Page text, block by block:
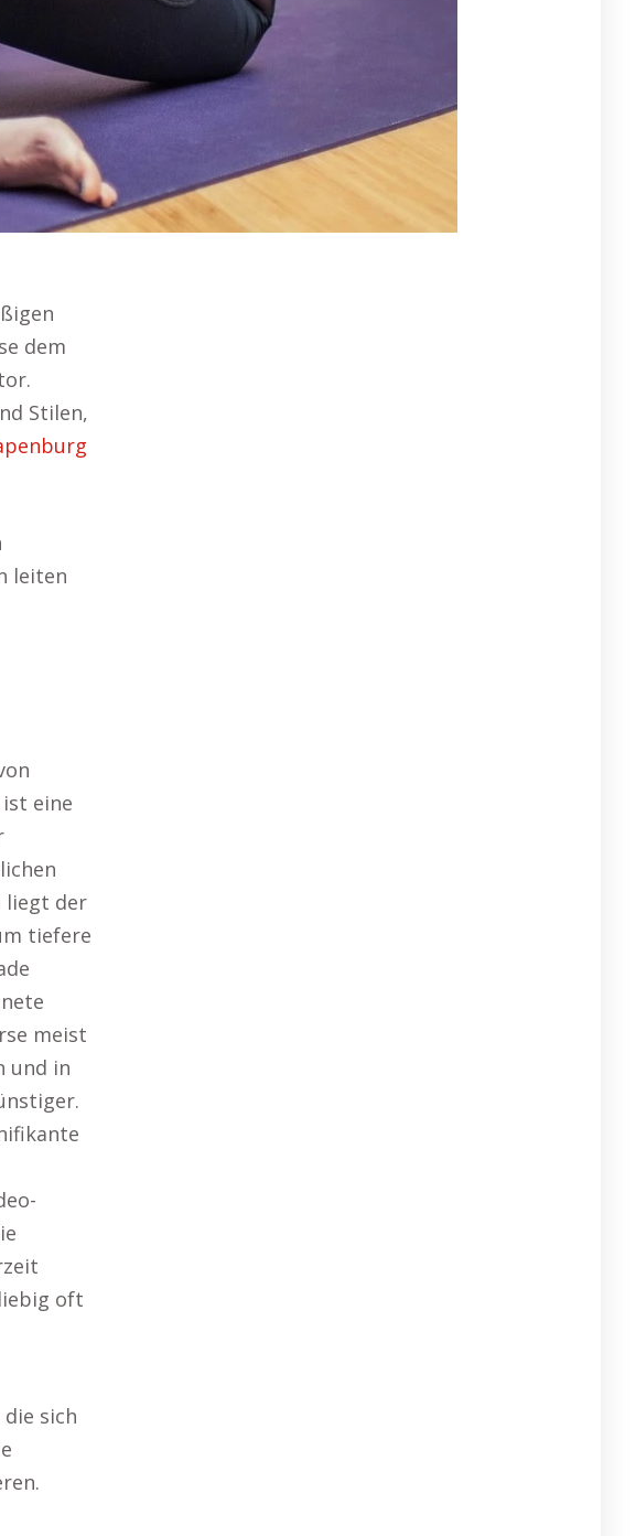
dem
Stilen,
leiten
eine
liegt der
tiefere
meist
und in
oft
sich